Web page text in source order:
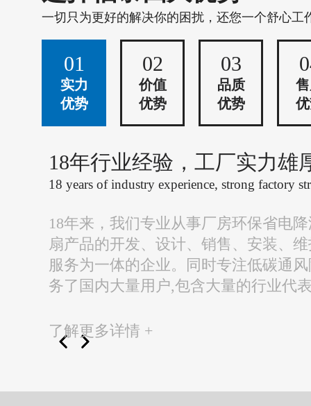
一切只为更好的解决你的困扰，还您一个舒心工
01
实力
优势
02
价值
优势
03
品质
优势
18年行业经验，工厂实力雄
18 years of industry experience, strong factory
18年来，我们专业从事厂房环保省电
扇产品的开发、设计、销售、安装、
服务为一体的企业。同时专注低碳通
务了国内大量用户,包含大量的行业代
了解更多详情 +